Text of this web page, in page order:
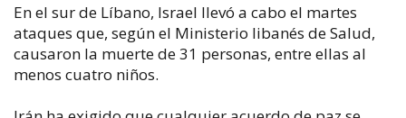
En el sur de Líbano, Israel llevó a cabo el martes
ataques que, según el Ministerio libanés de Salud,
causaron la muerte de 31 personas, entre ellas al
menos cuatro niños.